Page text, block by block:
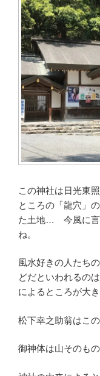
この神社は日光東
ところの「龍穴」
た土地… 今風に言
ね。
風水好きの人たち
どだといわれるの
によるところが大
松下幸之助翁はこ
御神体は山そのもの